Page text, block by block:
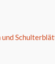
und